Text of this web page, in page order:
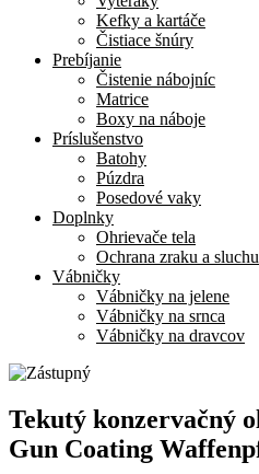
Kefky a kartáče
Čistiace šnúry
Prebíjanie
Čistenie nábojníc
Matrice
Boxy na náboje
Príslušenstvo
Batohy
Púzdra
Posedové vaky
Doplnky
Ohrievače tela
Ochrana zraku a sluchu
Vábničky
Vábničky na jelene
Vábničky na srnca
Vábničky na dravcov
Tekutý konzervačný
Gun Coating